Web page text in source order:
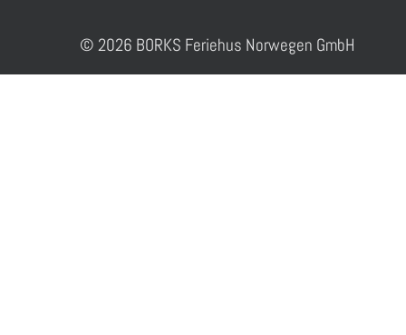
© 2026 BORKS Feriehus Norwegen GmbH